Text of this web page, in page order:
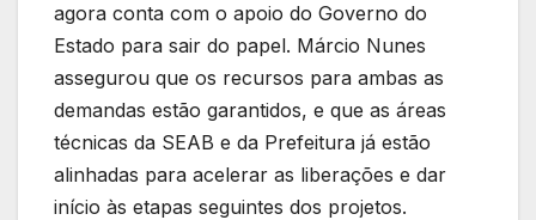
agora conta com o apoio do Governo do
Estado para sair do papel. Márcio Nunes
assegurou que os recursos para ambas as
demandas estão garantidos, e que as áreas
técnicas da SEAB e da Prefeitura já estão
alinhadas para acelerar as liberações e dar
início às etapas seguintes dos projetos.